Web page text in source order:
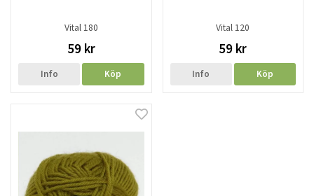
Vital 180
59 kr
Info Köp
Vital 120
59 kr
Info Köp